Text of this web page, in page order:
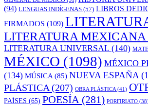
(94) LENGUAS INDÍGENAS (57) LIBROS
FIRMADOS (109)
LITERATURA MEXICANA
LITERATURA UNIVERSAL (140)
MÉXICO (1098) MÉXICO
(134) MÚSICA (85) NUEVA ESPAÑA
PLÁSTICA (207) OBRA PLÁSTICA (41)
PAÍSES (65) POESÍA(281) PORFIRIATO